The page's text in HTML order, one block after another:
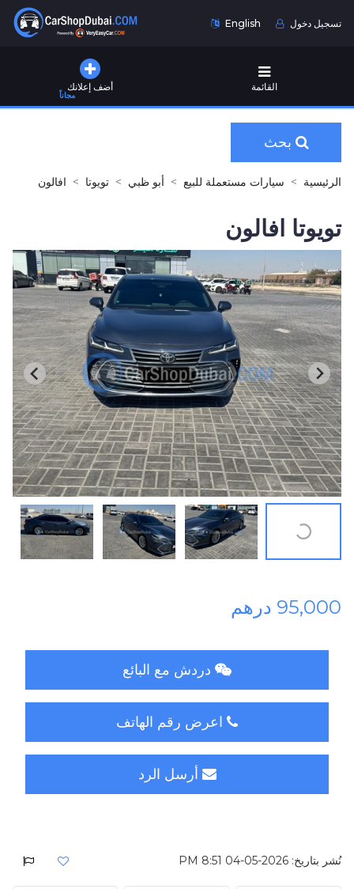
English تسجيل دخول
أضف إعلانك
مجاناً
القائمة
بحث
الرئيسية سيارات مستعملة للبيع أبو ظبي تويوتا افالون
تويوتا افالون
95,000 درهم
دردش مع البائع
اعرض رقم الهاتف
أرسل الرد
نُشر بتاريخ: 2026-05-04 8:51 PM